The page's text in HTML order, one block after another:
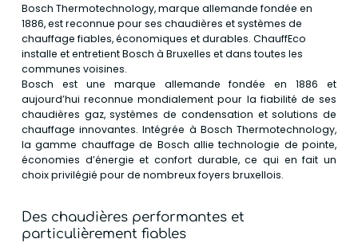
Bosch Thermotechnology, marque allemande fondée en
1886, est reconnue pour ses chaudières et systèmes de
chauffage fiables, économiques et durables. ChauffEco
installe et entretient Bosch à Bruxelles et dans toutes les
communes voisines.
Bosch est une marque allemande fondée en 1886 et
aujourd’hui reconnue mondialement pour la fiabilité de ses
chaudières gaz, systèmes de condensation et solutions de
chauffage innovantes. Intégrée à Bosch Thermotechnology,
la gamme chauffage de Bosch allie technologie de pointe,
économies d’énergie et confort durable, ce qui en fait un
choix privilégié pour de nombreux foyers bruxellois.
Des chaudières performantes et
particulièrement fiables